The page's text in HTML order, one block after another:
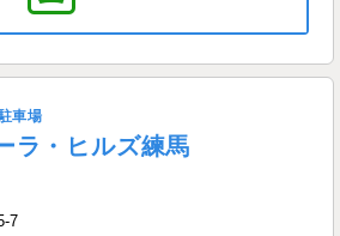
車場
ラ・ヒルズ練馬
7